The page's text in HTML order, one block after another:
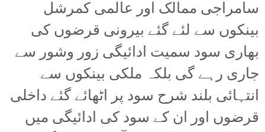
سامراجی ممالک اور عالمی کمرشل
بینکوں سے لئے گئے بیرونی قرضوں کی
بھاری سود سمیت ادائیگی زور وشور سے
جاری رہے گی بلکہ ملکی بینکوں سے
انتہائی بلند شرح سود پر اٹھائے گئے داخلی
قرضوں اور ان کے سود کی ادائیگی میں